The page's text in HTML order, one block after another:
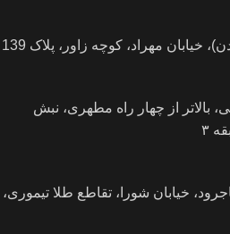
خیابان مهراد، کوچه زاور، پلاک 139
بالاتر از چهار راه مطهری، نبش
۳
خیابان شورا، تقاطع طلا تیموری،